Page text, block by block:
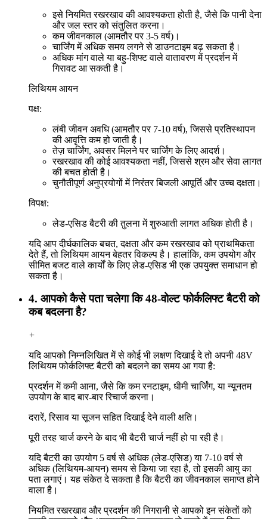
इसे नियमित रखरखाव की आवश्यकता होती है, जैसे कि पानी देना
और जल स्तर को संतुलित करना।
कम जीवनकाल (आमतौर पर 3-5 वर्ष)।
चार्जिंग में अधिक समय लगने से डाउनटाइम बढ़ सकता है।
अधिक मांग वाले या बहु-शिफ्ट वाले वातावरण में प्रदर्शन में
गिरावट आ सकती है।
लिथियम आयन
पक्ष:
लंबी जीवन अवधि (आमतौर पर 7-10 वर्ष), जिससे प्रतिस्थापन
की आवृत्ति कम हो जाती है।
तेज़ चार्जिंग, अवसर मिलने पर चार्जिंग के लिए आदर्श।
रखरखाव की कोई आवश्यकता नहीं, जिससे श्रम और सेवा लागत
की बचत होती है।
चुनौतीपूर्ण अनुप्रयोगों में निरंतर बिजली आपूर्ति और उच्च दक्षता।
विपक्ष:
लेड-एसिड बैटरी की तुलना में शुरुआती लागत अधिक होती है।
यदि आप दीर्घकालिक बचत, दक्षता और कम रखरखाव को प्राथमिकता
देते हैं, तो लिथियम आयन बेहतर विकल्प है। हालांकि, कम उपयोग और
सीमित बजट वाले कार्यों के लिए लेड-एसिड भी एक उपयुक्त समाधान हो
सकता है।
4. आपको कैसे पता चलेगा कि 48-वोल्ट फोर्कलिफ्ट बैटरी को
कब बदलना है?
+
यदि आपको निम्नलिखित में से कोई भी लक्षण दिखाई दे तो अपनी 48V
लिथियम फोर्कलिफ्ट बैटरी को बदलने का समय आ गया है:
प्रदर्शन में कमी आना, जैसे कि कम रनटाइम, धीमी चार्जिंग, या न्यूनतम
उपयोग के बाद बार-बार रिचार्ज करना।
दरारें, रिसाव या सूजन सहित दिखाई देने वाली क्षति।
पूरी तरह चार्ज करने के बाद भी बैटरी चार्ज नहीं हो पा रही है।
यदि बैटरी का उपयोग 5 वर्ष से अधिक (लेड-एसिड) या 7-10 वर्ष से
अधिक (लिथियम-आयन) समय से किया जा रहा है, तो इसकी आयु का
पता लगाएं। यह संकेत दे सकता है कि बैटरी का जीवनकाल समाप्त होने
वाला है।
नियमित रखरखाव और प्रदर्शन की निगरानी से आपको इन संकेतों को